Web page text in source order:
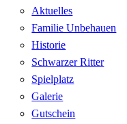
Aktuelles
Familie Unbehauen
Historie
Schwarzer Ritter
Spielplatz
Galerie
Gutschein